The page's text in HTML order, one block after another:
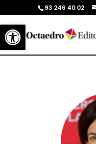
Abrir barra de herramientas
93 246 40 02